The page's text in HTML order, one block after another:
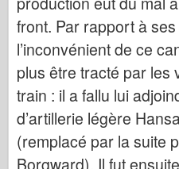
IBG modeliai
Tcm
Italeri
Legenda
Meng modelis
Tamiya
front. Par rapport à
l’inconvénient de ce
plus être tracté par les
train : il a fallu lui
d’artillerie légère
(remplacé par la suite
Borgward). Il fut